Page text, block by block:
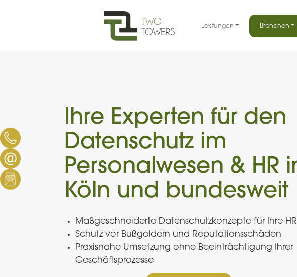
Leistungen Branchen
Ihre Experten für den
Datenschutz im
Personalwesen & HR
Köln und bundesweit
Maßgeschneiderte Datenschutzkonzepte für Ihre HR
Schutz vor Bußgeldern und Reputationsschäden
Praxisnahe Umsetzung ohne Beeinträchtigung Ihrer
Geschäftsprozesse